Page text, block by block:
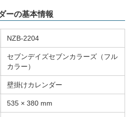
ーの基本情報
NZB-2204
セブンデイズセブンカラーズ（フル
カラー）
壁掛けカレンダー
535 × 380 mm